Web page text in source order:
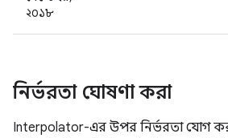
২০১৮
নির্ভরতা ঘোষণা করা
Interpolator-এর উপর নির্ভরতা যোগ